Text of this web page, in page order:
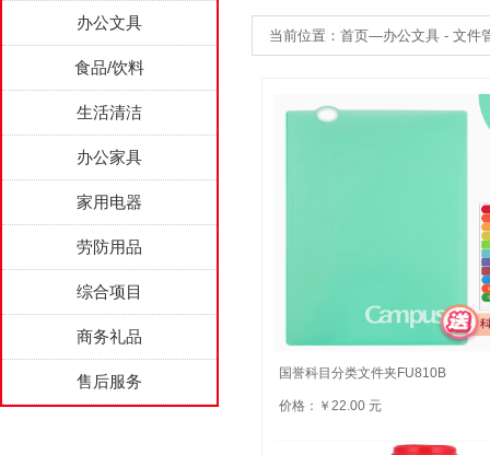
办公文具
食品/饮料
生活清洁
办公家具
家用电器
劳防用品
综合项目
商务礼品
售后服务
当前位置：首页—办公文具 - 文件
国誉科目分类文件夹FU810B
价格：￥22.00 元